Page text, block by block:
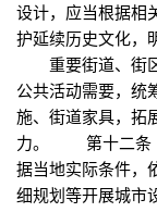
设计，应当根据相
护延续历史文化，
重要街道、街区
公共活动需要，统
施、街道家具，拓
力。 第十二条
据当地实际条件，
细规划等开展城市